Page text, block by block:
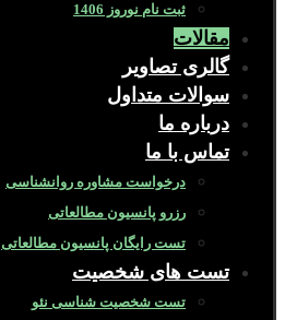
ثبت نام نوروز 1406
مقالات
گالری تصاویر
سوالات متداول
درباره ما
تماس با ما
درخواست مشاوره روانشناسی
رزرو پانسیون مطالعاتی
تست رایگان پانسیون مطالعاتی
تست های شخصیت
تست شخصیت شناسی نئو